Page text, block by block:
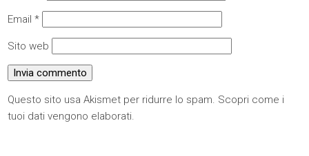
Email*
Sito web
Questo sito usa Akismet per ridurre lo spam. Scopri come i
tuoi dati vengono elaborati.